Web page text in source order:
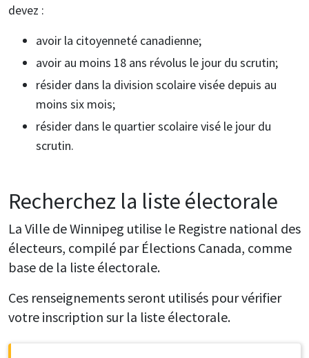
devez :
avoir la citoyenneté canadienne;
avoir au moins 18 ans révolus le jour du scrutin;
résider dans la division scolaire visée depuis au
moins six mois;
résider dans le quartier scolaire visé le jour du
scrutin.
Recherchez la liste électorale
La Ville de Winnipeg utilise le Registre national des
électeurs, compilé par Élections Canada, comme
base de la liste électorale.
Ces renseignements seront utilisés pour vérifier
votre inscription sur la liste électorale.